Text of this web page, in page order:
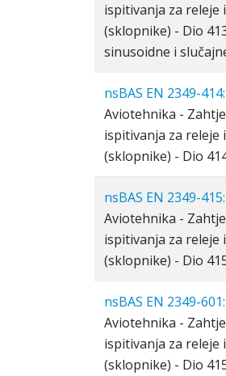
ispitivanja za
(sklopnike) - Dio
sinusoidne i
nsBAS EN 2349-
Aviotehnika -
ispitivanja za
(sklopnike) - Dio
nsBAS EN 2349-
Aviotehnika -
ispitivanja za
(sklopnike) - Dio
nsBAS EN 2349-
Aviotehnika -
ispitivanja za
(sklopnike) - Dio